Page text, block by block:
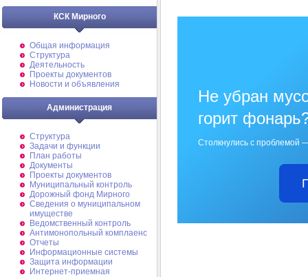
КСК Мирного
Общая информация
Структура
Деятельность
Проекты документов
Новости и объявления
Администрация
Структура
Задачи и функции
План работы
Документы
Проекты документов
Муниципальный контроль
Дорожный фонд Мирного
Cведения о муниципальном
имуществе
Ведомственный контроль
Антимонопольный комплаенс
Отчеты
Информационные системы
Защита информации
Интернет-приемная
Не убран
горит
Столкнулись с проблемой